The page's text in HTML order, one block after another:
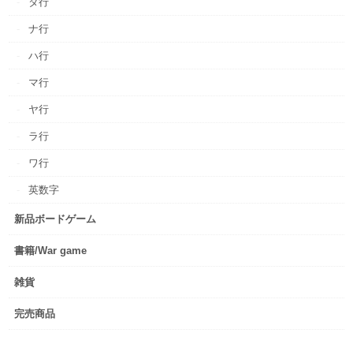
ナ行
ハ行
マ行
ヤ行
ラ行
ワ行
英数字
新品ボードゲーム
書籍/War game
雑貨
完売商品